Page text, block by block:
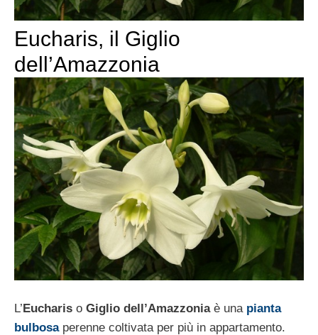
Eucharis, il Giglio
dell’Amazzonia
L’Eucharis o Giglio dell’Amazzoniaè una pianta
bulbosaperenne coltivata per più in appartamento.